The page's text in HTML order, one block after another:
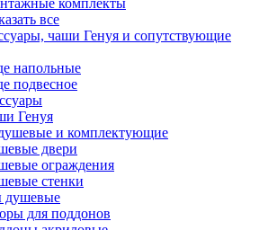
комплекты
все
чаши Генуя и сопутствующие
напольные
подвесное
Генуя
и комплектующие
двери
ограждения
стенки
душевые
для поддонов